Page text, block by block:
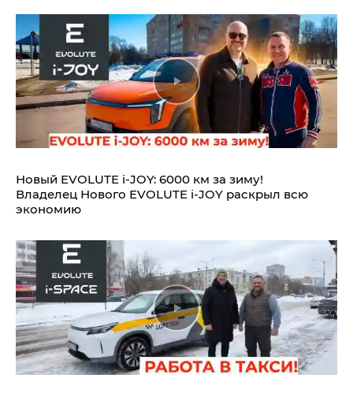
Новый EVOLUTE i‑JOY: 6000 км за зиму!
Владелец Нового EVOLUTE i‑JOY раскрыл всю
экономию